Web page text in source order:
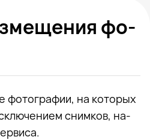
фо­
на ко­то­рых
сним­ков, на­